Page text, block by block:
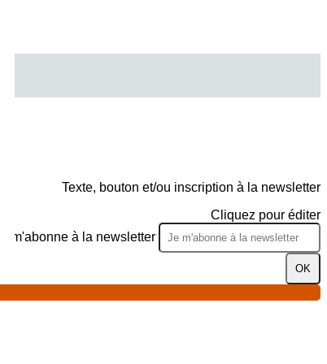
Texte, bouton et/ou inscription à la newsletter
Cliquez pour éditer
Je m'abonne à la newsletter
OK